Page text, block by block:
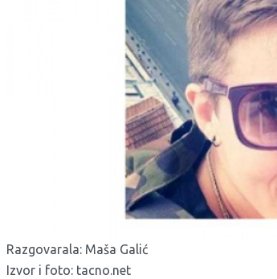
Razgovarala: Maša Galić
Izvor i foto: tacno.net